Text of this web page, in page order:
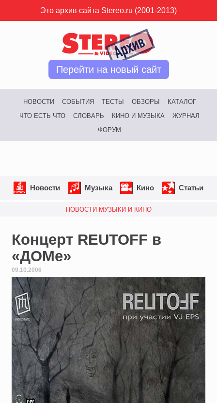
Это архив сайта Stereo.ru (2001-2013)
Перейти на новый сайт
НОВОСТИ СОБЫТИЯ ТЕСТЫ ОБЗОРЫ
КАТАЛОГ
ЧТО ЕСТЬ ЧТО
СЛОВАРЬ КИНО И МУЗЫКА
ЖУРНАЛ
ФОРУМ
Новости Музыка Кино Статьи
НОВОСТИ МУЗЫКИ И КИНО
Концерт REUTOFF в
«ДОМе»
09.10.2006